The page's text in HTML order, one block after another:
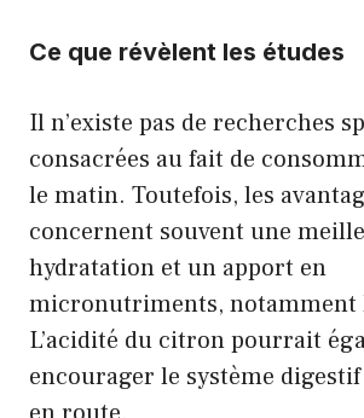
Ce que révèlent les études
Il n’existe pas de recherches
consacrées au fait de
le matin. Toutefois, les
concernent souvent une
hydratation et un apport en
micronutriments, notamment
L’acidité du citron pourrait
encourager le système